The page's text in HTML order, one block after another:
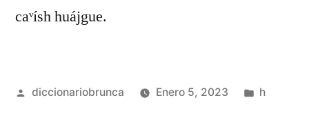
caᵛísh huájgue.
diccionariobrunca Enero 5, 2023 h